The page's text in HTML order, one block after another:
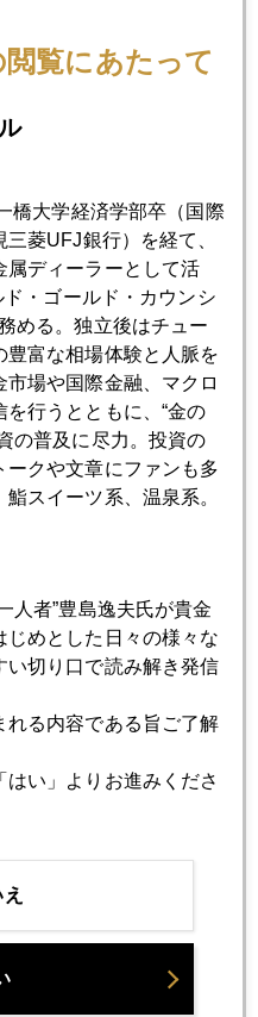
と金
ー
プデート版
覧にあたって
橋大学経済学部卒（国際
菱UFJ銀行）を経て、
属ディーラーとして活
・ゴールド・カウンシ
める。独立後はチュー
豊富な相場体験と人脈を
場や国際金融、マクロ
行うとともに、“金の
の普及に尽力。投資の
クや文章にファンも多
スイーツ系、温泉系。
人者”豊島逸夫氏が貴金
じめとした日々の様々な
切り口で読み解き発信
れる内容である旨ご了解
い」よりお進みくださ